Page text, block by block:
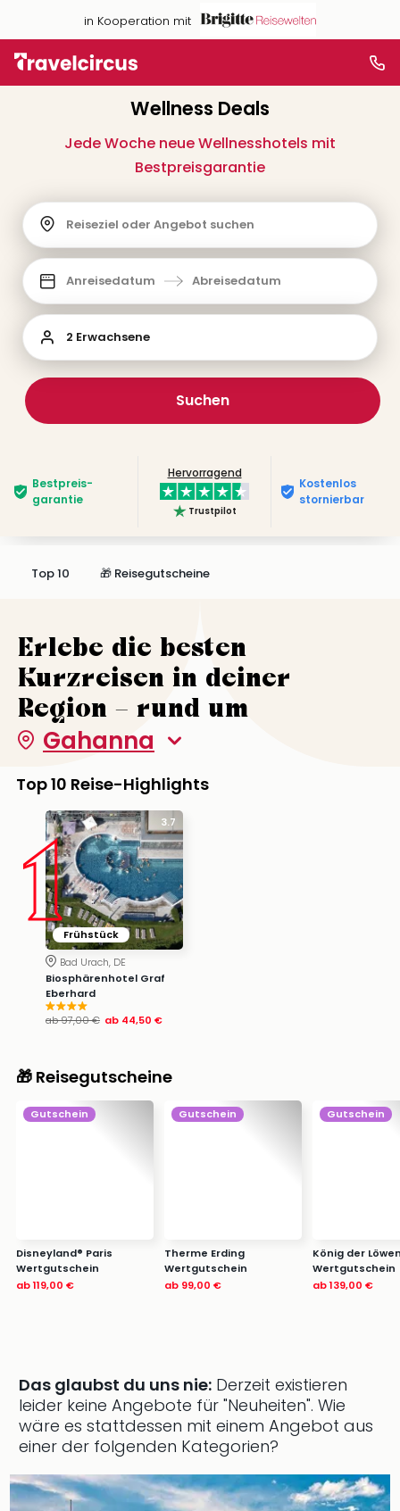
in Kooperation mit
Wellness Deals
Jede Woche neue Wellnesshotels mit
Bestpreisgarantie
Reiseziel oder Angebot suchen
Anreisedatum Abreisedatum
2 Erwachsene
Suchen
Bestpreis­
garantie
Hervorragend
Trustpilot
Kostenlos
stornierbar
Top 10 🎁 Reisegutscheine
Erlebe die besten
Kurzreisen in deiner
Region – rund um
Gahanna
Top 10 Reise-Highlights
3.7
Frühstück
1
Bad Urach, DE
Biosphärenhotel Graf
Eberhard
ab97,00 € ab 44,50 €
🎁 Reisegutscheine
Gutschein
Disneyland® Paris
Wertgutschein
ab119,00 €
Gutschein
Therme Erding
Wertgutschein
ab 99,00 €
Gutschein
König der
Wertgutschein
ab139,00 €
Das glaubst du uns nie: Derzeit existieren
leider keine Angebote für "Neuheiten". Wie
wäre es stattdessen mit einem Angebot aus
einer der folgenden Kategorien?